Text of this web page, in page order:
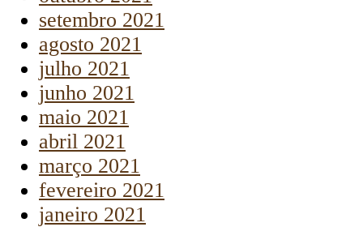
setembro 2021
agosto 2021
julho 2021
junho 2021
maio 2021
abril 2021
março 2021
fevereiro 2021
janeiro 2021